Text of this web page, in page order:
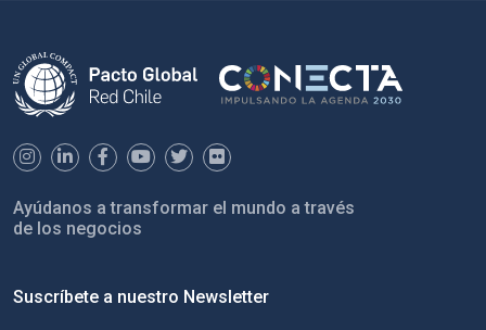
Ayúdanos a transformar el mundo a través
de los negocios
Suscríbete a nuestro Newsletter